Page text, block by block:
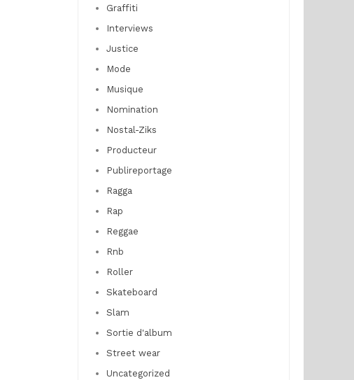
Graffiti
Interviews
Justice
Mode
Musique
Nomination
Nostal-Ziks
Producteur
Publireportage
Ragga
Rap
Reggae
Rnb
Roller
Skateboard
Slam
Sortie d'album
Street wear
Uncategorized